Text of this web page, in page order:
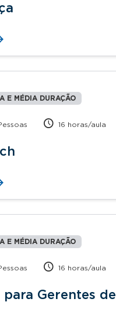
E MÉDIA DURAÇÃO
16 horas/aula
E MÉDIA DURAÇÃO
16 horas/aula
para Gerentes de